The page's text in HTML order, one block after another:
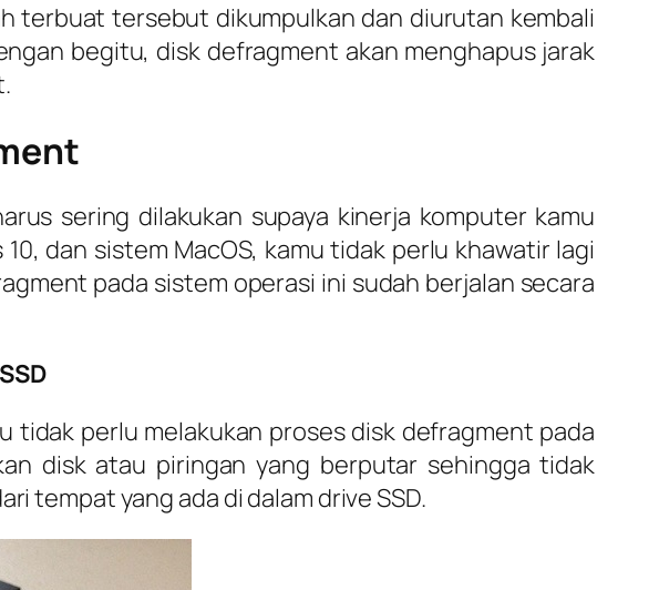
terbuat tersebut dikumpulkan dan diurutan kembali
begitu, disk defragment akan menghapus jarak
sering dilakukan supaya kinerja komputer kamu
dan sistem MacOS, kamu tidak perlu khawatir lagi
pada sistem operasi ini sudah berjalan secara
tidak perlu melakukan proses disk defragment pada
disk atau piringan yang berputar sehingga tidak
tempat yang ada di dalam drive SSD.